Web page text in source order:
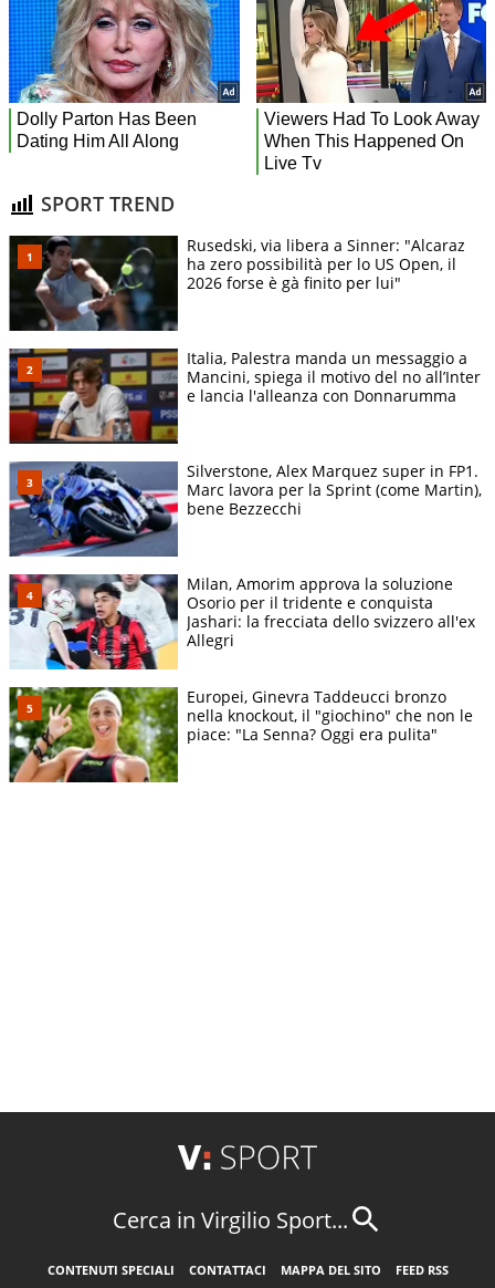
SPORT TREND
Rusedski, via libera a Sinner: "Alcaraz
ha zero possibilità per lo US Open, il
2026 forse è gà finito per lui"
Italia, Palestra manda un messaggio a
Mancini, spiega il motivo del no all’Inter
e lancia l'alleanza con Donnarumma
Silverstone, Alex Marquez super in FP1.
Marc lavora per la Sprint (come Martin),
bene Bezzecchi
Milan, Amorim approva la soluzione
Osorio per il tridente e conquista
Jashari: la frecciata dello svizzero all'ex
Allegri
Europei, Ginevra Taddeucci bronzo
nella knockout, il "giochino" che non le
piace: "La Senna? Oggi era pulita"
Cerca in Virgilio Sport...
CONTENUTI SPECIALI CONTATTACI MAPPA DEL SITO
FEED RSS